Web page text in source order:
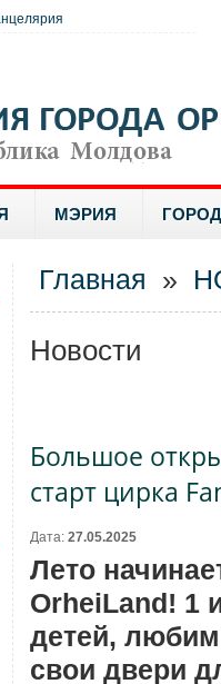
МЭРИЯ
Главная »
Новости
Большое
старт цирка
Дата: 27.05.2025
Лето
OrheiLand! 1
детей,
свои двери